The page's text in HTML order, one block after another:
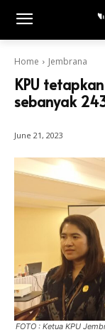
Home Jembrana
KPU
sebanyak
June 21, 2023
FOTO : Ketua KPU